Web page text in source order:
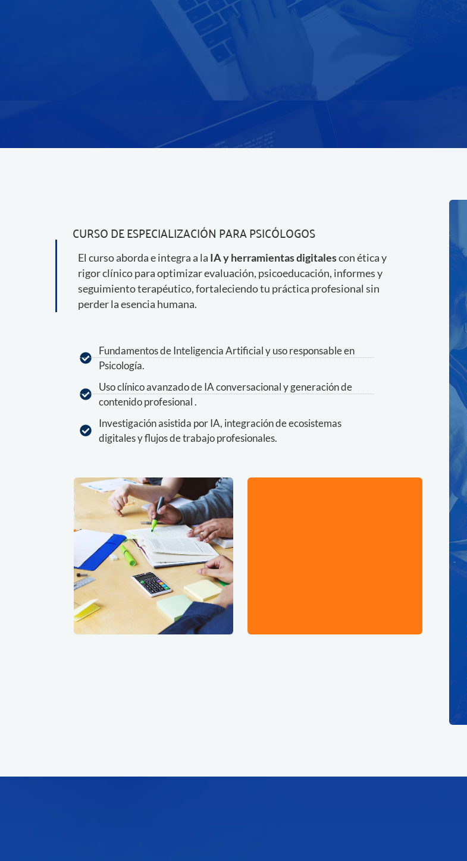
CURSO DE ESPECIALIZACIÓN PARA PSICÓLOGOS
El curso aborda e integra a la IA y herramientas digitalescon ética y
rigor clínico para optimizar evaluación, psicoeducación, informes y
seguimiento terapéutico, fortaleciendo tu práctica profesional sin
perder la esencia humana.
Fundamentos de Inteligencia Artificial y uso responsable en
Psicología.
Uso clínico avanzado de IA conversacional y generación de
contenido profesional .
Investigación asistida por IA, integración de ecosistemas
digitales y flujos de trabajo profesionales.